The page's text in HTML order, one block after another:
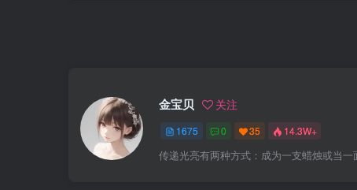
金宝贝 关注
1675 0 35 14.3W+
传递光亮有两种方式：成为一支蜡烛或当一